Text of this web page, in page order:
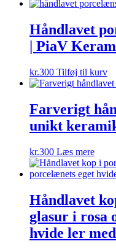
Håndlavet
| PiaV
kr.300 Tilføj til kurv
Farverigt
unikt
kr.300 Læs mere
Håndlavet
glasur i rosa
hvide ler